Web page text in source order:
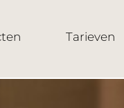
Tarieven